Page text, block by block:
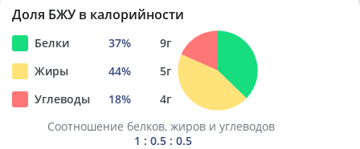
Доля БЖУ в калорийности
Белки 37% 9г
Жиры
44% 5г
Углеводы
18% 4г
Соотношение белков, жиров и углеводов
1 : 0.5 : 0.5